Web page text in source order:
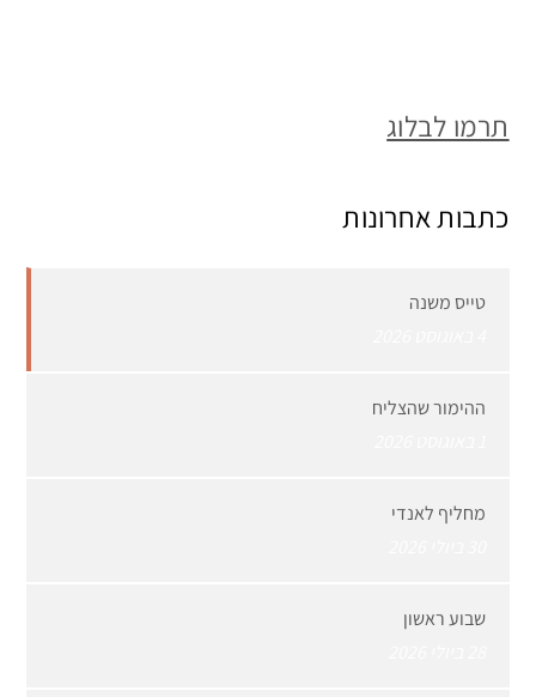
תרמו לבלוג
כתבות אחרונות
טייס משנה
ההימור שהצליח
מחליף לאנדי
שבוע ראשון